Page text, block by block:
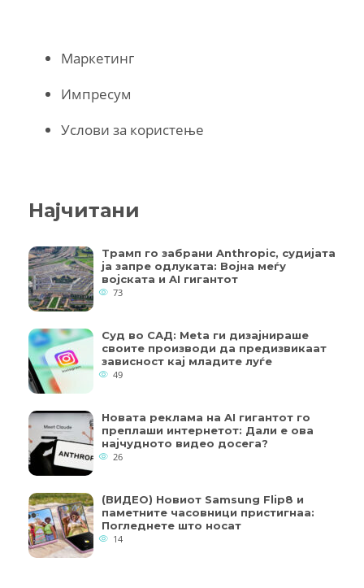
Маркетинг
Импресум
Услови за користење
Најчитани
Трамп го забрани Anthropic, судијата
ја запре одлуката: Војна меѓу
војската и AI гигантот
73
Суд во САД: Meta ги дизајнираше
своите производи да предизвикаат
зависност кај младите луѓе
49
Новата реклама на AI гигантот го
преплаши интернетот: Дали е ова
најчудното видео досега?
26
(ВИДЕО) Новиот Samsung Flip8 и
паметните часовници пристигнаа:
Погледнете што носат
14